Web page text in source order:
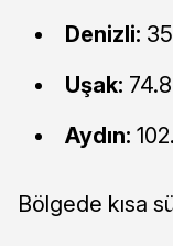
Denizli:
Uşak:
Aydın:
Bölgede kısa